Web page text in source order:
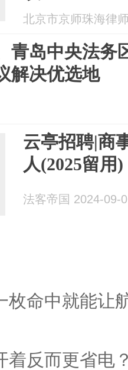
北京市京师珠海律
青岛中央法务
解决优选地
云亭招聘|商
人(2025留用)
法客帝国 2024-09-
枚命中就能让
着反而更省电